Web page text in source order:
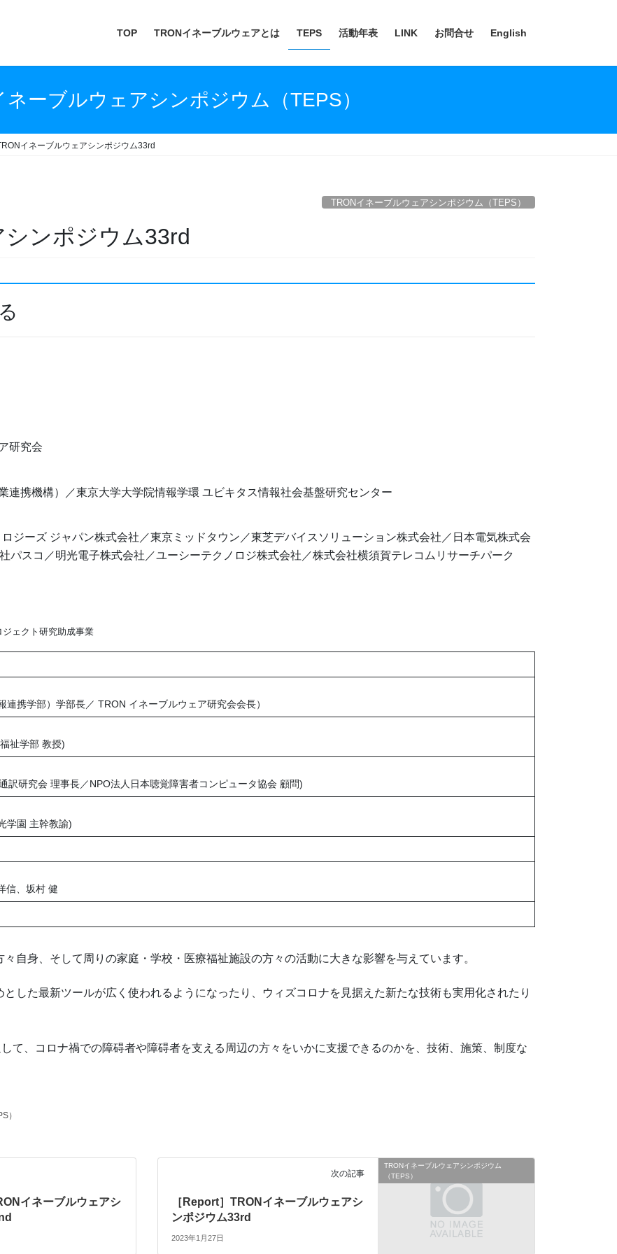
TOP TRONイネーブルウェアとは TEPS 活動年表 LINK お問合せ English
ネーブルウェアシンポジウム（TEPS）
イネーブルウェアシンポジウム33rd
TRONイネーブルウェアシンポジウム（TEPS）
ンポジウム33rd
研究会
連携機構）／東京大学大学院情報学環 ユビキタス情報社会基盤研究センター
ジーズ ジャパン株式会社／東京ミッドタウン／東芝デバイスソリューション株式会社／⽇本電気株式会
パスコ／明光電⼦株式会社／ユーシーテクノロジ株式会社／株式会社横須賀テレコムリサーチパーク
ェクト研究助成事業
連携学部）学部長／ TRON イネーブルウェア研究会会長）
祉学部 教授)
訳研究会 理事⻑／NPO法⼈⽇本聴覚障害者コンピュータ協会 顧問)
学園 主幹教諭)
信、坂村 健
⾃⾝、そして周りの家庭・学校・医療福祉施設の⽅々の活動に⼤きな影響を与えています。
した最新ツールが広く使われるようになったり、ウィズコロナを⾒据えた新たな技術も実⽤化されたり
て、コロナ禍での障碍者や障碍者を⽀える周辺の⽅々をいかに⽀援できるのかを、技術、施策、制度な
）
イネーブルウェアシ
TRONイネーブルウェアシンポジウム
（TEPS）
次の記事
［Report］TRONイネーブルウェアシ
ンポジウム33rd
2023年1月27日